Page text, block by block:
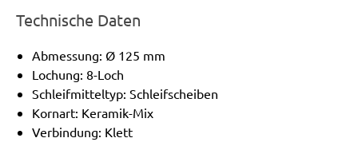
Technische Daten
Abmessung: Ø 125 mm
Lochung: 8-Loch
Schleifmitteltyp: Schleifscheiben
Kornart: Keramik-Mix
Verbindung: Klett